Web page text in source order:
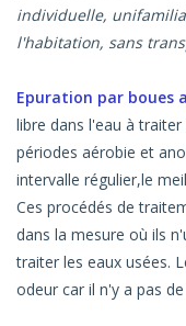
individuelle,
l'habitation, sans
Epuration par boues
libre dans l'eau à
périodes aérobie et
intervalle régulier,le
Ces procédés de
dans la mesure où ils
traiter les eaux usées.
odeur car il n'y a pas